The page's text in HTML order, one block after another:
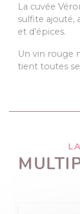
La cuvée
sulfite ajouté,
et d'épices.
Un vin rouge
tient toutes